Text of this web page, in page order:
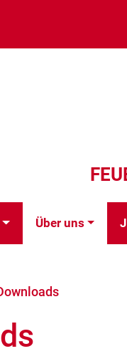
Über uns